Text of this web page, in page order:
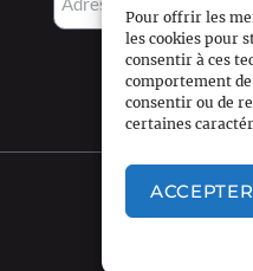
Pour offrir les
les cookies pour
consentir à ces
comportement
consentir ou de
certaines
ACCEPTER